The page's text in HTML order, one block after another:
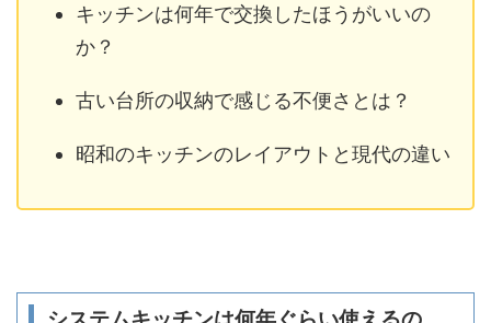
キッチンは何年で交換したほうがいいの
か？
古い台所の収納で感じる不便さとは？
昭和のキッチンのレイアウトと現代の違い